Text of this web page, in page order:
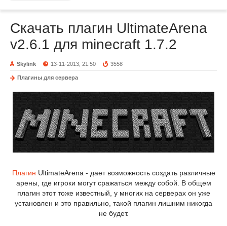
Скачать плагин UltimateArena
v2.6.1 для minecraft 1.7.2
Skylink 13-11-2013, 21:50 3558
Плагины для сервера
Плагин UltimateArena - дает возможность создать различные
арены, где игроки могут сражаться между собой. В общем
плагин этот тоже известный, у многих на серверах он уже
установлен и это правильно, такой плагин лишним никогда
не будет.